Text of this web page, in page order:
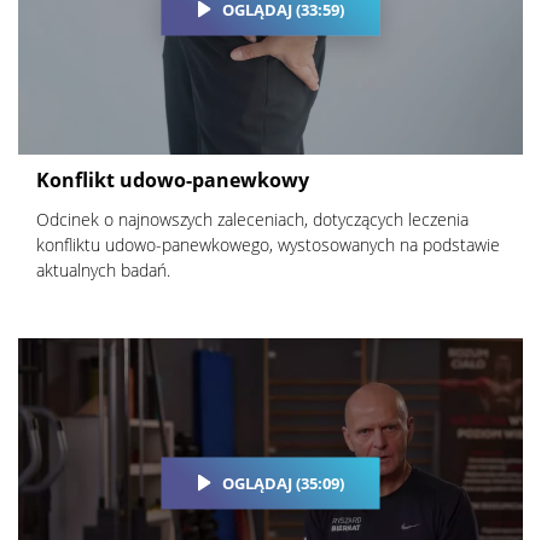
OGLĄDAJ (33:59)
Konflikt udowo-panewkowy
Odcinek o najnowszych zaleceniach, dotyczących leczenia
konfliktu udowo-panewkowego, wystosowanych na podstawie
aktualnych badań.
OGLĄDAJ (35:09)